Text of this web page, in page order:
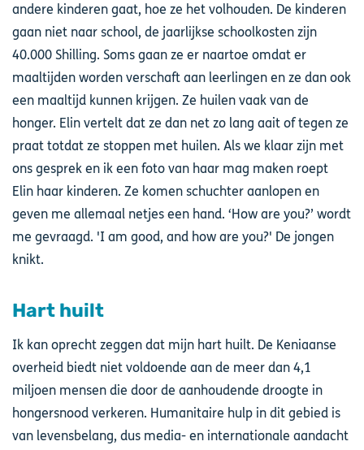
andere kinderen gaat, hoe ze het volhouden. De kinderen
gaan niet naar school, de jaarlijkse schoolkosten zijn
40.000 Shilling. Soms gaan ze er naartoe omdat er
maaltijden worden verschaft aan leerlingen en ze dan ook
een maaltijd kunnen krijgen. Ze huilen vaak van de
honger. Elin vertelt dat ze dan net zo lang aait of tegen ze
praat totdat ze stoppen met huilen. Als we klaar zijn met
ons gesprek en ik een foto van haar mag maken roept
Elin haar kinderen. Ze komen schuchter aanlopen en
geven me allemaal netjes een hand. ‘How are you?’ wordt
me gevraagd. 'I am good, and how are you?' De jongen
knikt.
Hart huilt
Ik kan oprecht zeggen dat mijn hart huilt. De Keniaanse
overheid biedt niet voldoende aan de meer dan 4,1
miljoen mensen die door de aanhoudende droogte in
hongersnood verkeren. Humanitaire hulp in dit gebied is
van levensbelang, dus media- en internationale aandacht